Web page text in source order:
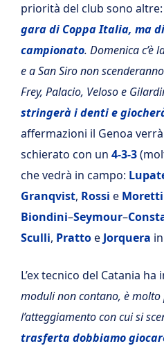
priorità del club sono altre:
gara di Coppa Italia, ma
campionato. Domenica c’è
e a San Siro non
Frey, Palacio, Veloso e
stringerà i denti e
affermazioni il Genoa
schierato con un 4-3-3
che vedrà in campo:
Granqvist, Rossi e Moretti
Biondini–Seymour–
Sculli, Prattoe Jorquera
L’ex tecnico del Catania
moduli non contano, è
l’atteggiamento con cui si
trasferta dobbiamo